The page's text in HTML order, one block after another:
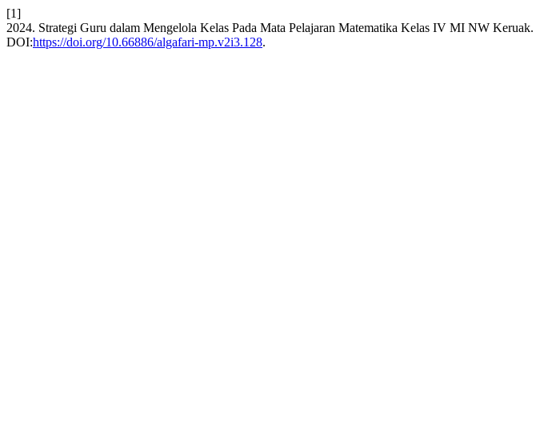
[1]
2024. Strategi Guru dalam Mengelola Kelas Pada Mata Pelajaran Matematika Kelas IV MI NW Keruak.
DOI:https://doi.org/10.66886/algafari-mp.v2i3.128.